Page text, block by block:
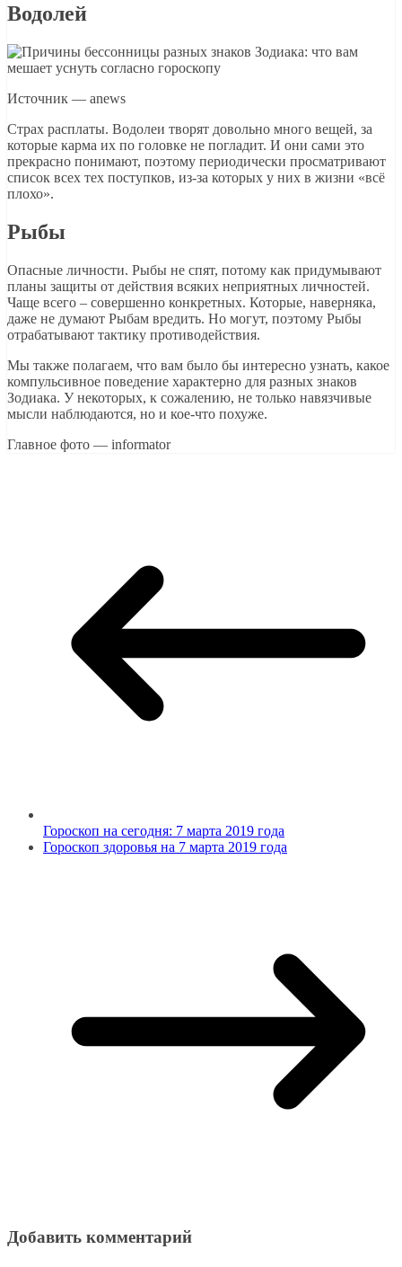
Водолей
Источник — anews
Страх расплаты. Водолеи творят довольно много вещей, за
которые карма их по головке не погладит. И они сами это
прекрасно понимают, поэтому периодически просматривают
список всех тех поступков, из-за которых у них в жизни «всё
плохо».
Рыбы
Опасные личности. Рыбы не спят, потому как придумывают
планы защиты от действия всяких неприятных личностей.
Чаще всего – совершенно конкретных. Которые, наверняка,
даже не думают Рыбам вредить. Но могут, поэтому Рыбы
отрабатывают тактику противодействия.
Мы также полагаем, что вам было бы интересно узнать, какое
компульсивное поведение характерно для разных знаков
Зодиака. У некоторых, к сожалению, не только навязчивые
мысли наблюдаются, но и кое-что похуже.
Главное фото — informator
Гороскоп на сегодня: 7 марта 2019 года
Гороскоп здоровья на 7 марта 2019 года
Добавить комментарий